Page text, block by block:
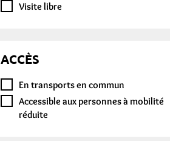
Visite libre
ACCÈS
En transports en commun
Accessible aux personnes à mobilité
réduite